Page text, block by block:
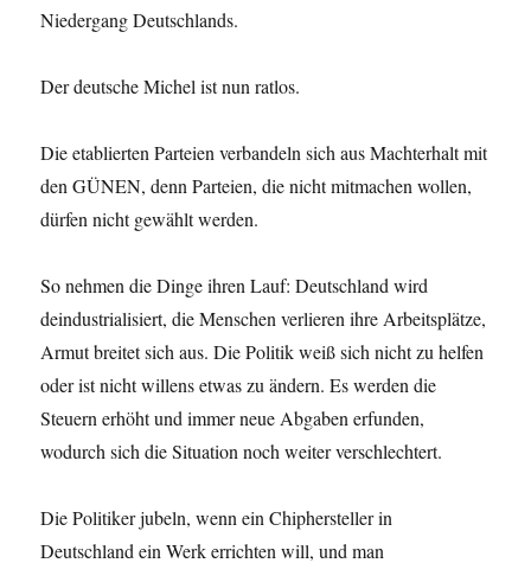
Niedergang Deutschlands.
Der deutsche Michel ist nun ratlos.
Die etablierten Parteien verbandeln sich aus Machterhalt mit
den GÜNEN, denn Parteien, die nicht mitmachen wollen,
dürfen nicht gewählt werden.
So nehmen die Dinge ihren Lauf: Deutschland wird
deindustrialisiert, die Menschen verlieren ihre Arbeitsplätze,
Armut breitet sich aus. Die Politik weiß sich nicht zu helfen
oder ist nicht willens etwas zu ändern. Es werden die
Steuern erhöht und immer neue Abgaben erfunden,
wodurch sich die Situation noch weiter verschlechtert.
Die Politiker jubeln, wenn ein Chiphersteller in
Deutschland ein Werk errichten will, und man